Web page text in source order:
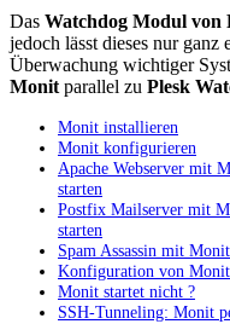
Das Watchdog Modul von
jedoch lässt dieses nur
Überwachung wichtiger
Monitparallel zu Plesk
Monit installieren
Monit konfigurieren
Apache Webserver mit
starten
Postfix Mailserver mit
starten
Spam Assassin mit
Konfiguration von
Monit startet nicht ?
SSH-Tunneling: Monit